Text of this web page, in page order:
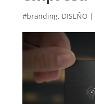
#branding, DISEÑO |